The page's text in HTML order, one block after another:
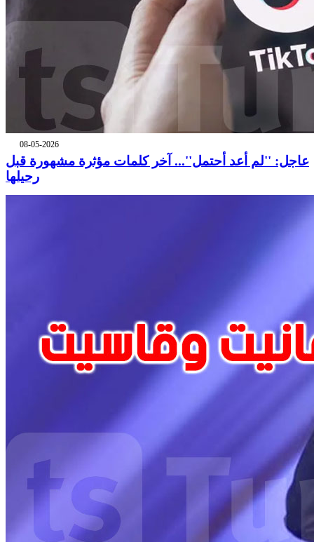
08-05-2026
عاجل: ''لم أعد أحتمل''... آخر كلمات مؤثرة مشهورة قبل
رحيلها